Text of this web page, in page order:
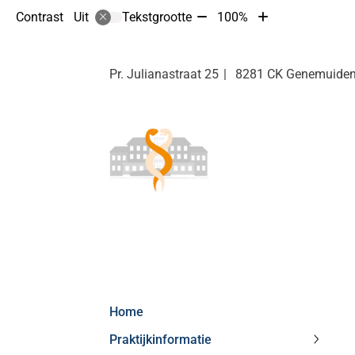
Contrast Uit Tekstgrootte Tekst
10%
100%
Tekst
10%
Pr. Julianastraat 25 8281 CK Genemuiden
Home
Praktijkinformatie